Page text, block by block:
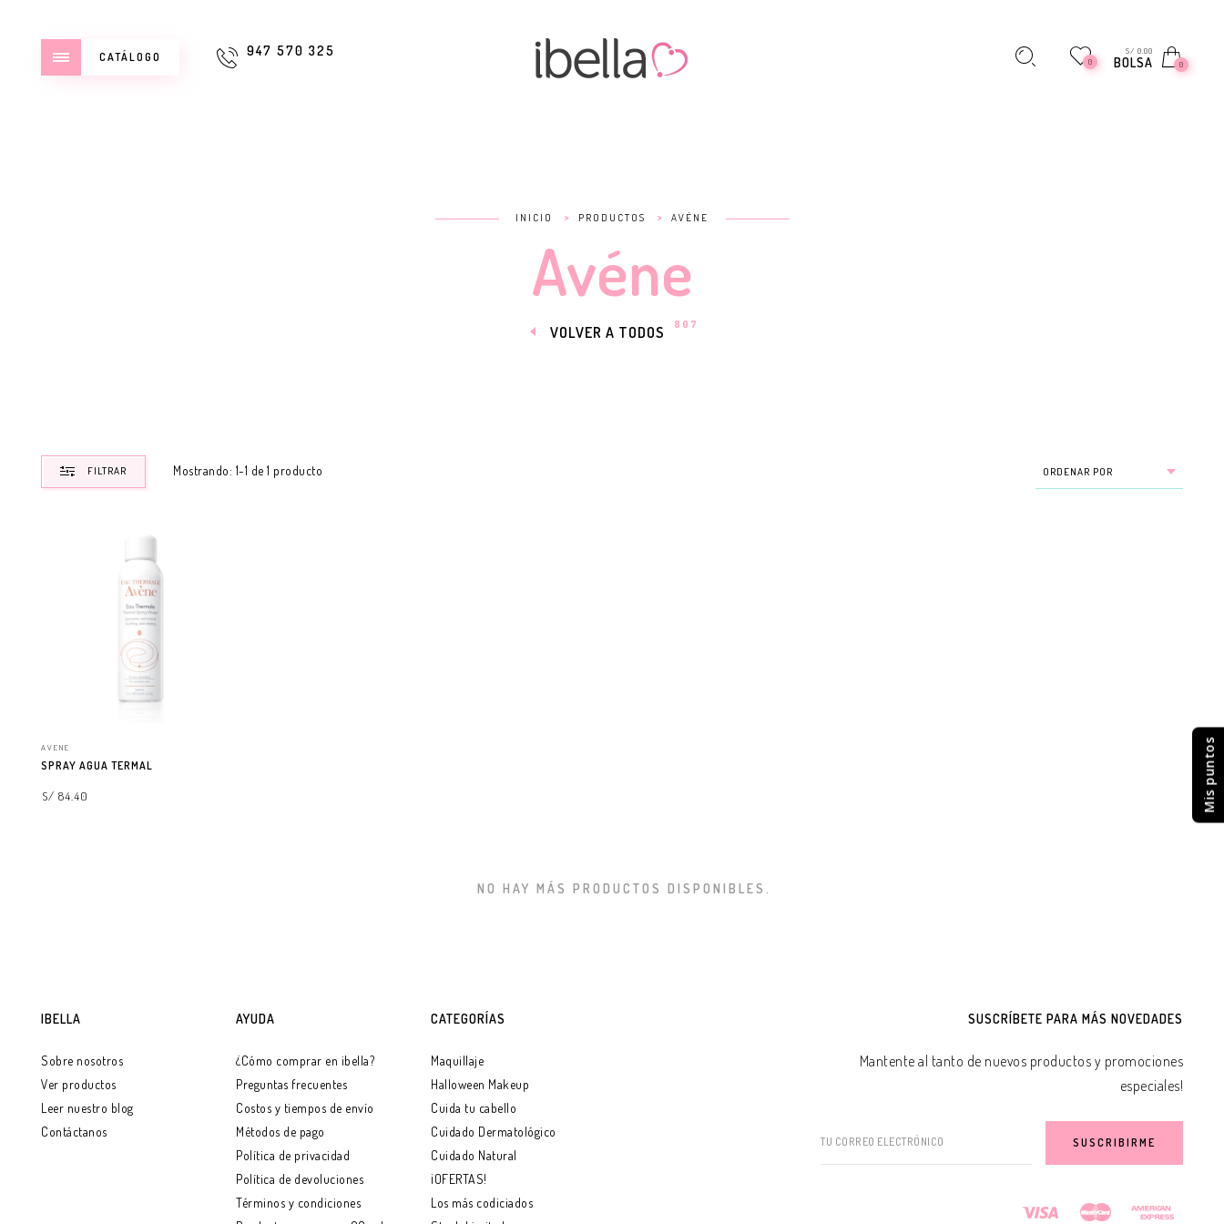
CATÁLOGO 947 570 325
0
S/ 0.00
BOLSA 0
INICIO > PRODUCTOS > AVÉNE
Avéne
VOLVER A TODOS 807
FILTRAR Mostrando: 1-1 de 1 producto
AVENE
SPRAY AGUA TERMAL
S/ 84.40
NO HAY MÁS PRODUCTOS DISPONIBLES.
IBELLA
Sobre nosotros
Ver productos
Leer nuestro blog
Contáctanos
AYUDA
¿Cómo comprar en ibella?
Preguntas frecuentes
Costos y tiempos de envío
Métodos de pago
Política de privacidad
Política de devoluciones
Términos y condiciones
CATEGORÍAS
Maquillaje
Halloween Makeup
Cuida tu cabello
Cuidado Dermatológico
Cuidado Natural
¡OFERTAS!
Los más codiciados
SUSCRÍBETE PARA MÁS NOVEDADES
Mantente al tanto de nuevos productos y promociones
especiales!
TU CORREO ELECTRÓNICO
Mis puntos